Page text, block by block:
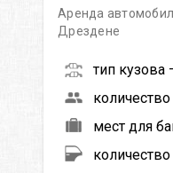
Аренда
Дрездене
тип кузова
мест для